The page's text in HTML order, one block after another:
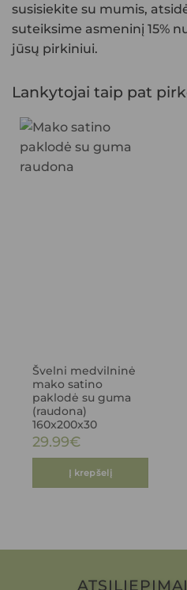
susisiekite su mumis,
suteiksime asmeninį 15%
jūsų pirkiniui.
Lankytojai taip pat
Švelni medvilninė
mako satino
paklodė su guma
(raudona)
160x200x30
29.99€
Į krepšelį